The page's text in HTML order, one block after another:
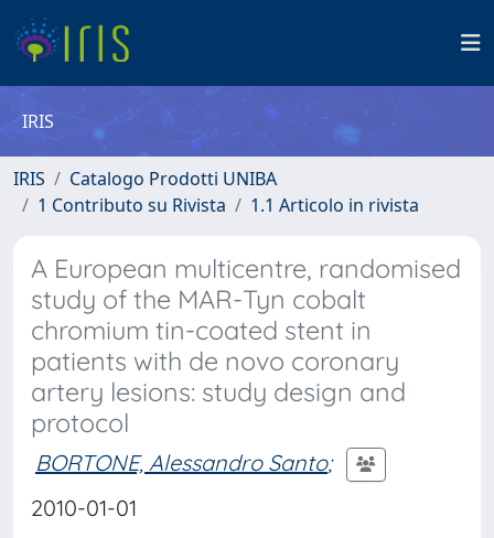
IRIS
IRIS
Catalogo Prodotti UNIBA
1 Contributo su Rivista
1.1 Articolo in rivista
A European multicentre, randomised
study of the MAR-Tyn cobalt
chromium tin-coated stent in
patients with de novo coronary
artery lesions: study design and
protocol
BORTONE, Alessandro Santo;
2010-01-01